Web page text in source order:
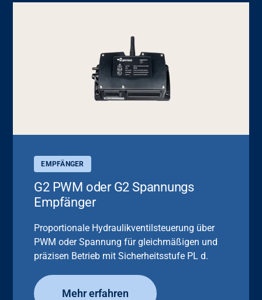
EMPFÄNGER
G2 PWM oder G2 Spannungs
Empfänger
Proportionale Hydraulikventilsteuerung über
PWM oder Spannung für gleichmäßigen und
präzisen Betrieb mit Sicherheitsstufe PL d.
Mehr erfahren